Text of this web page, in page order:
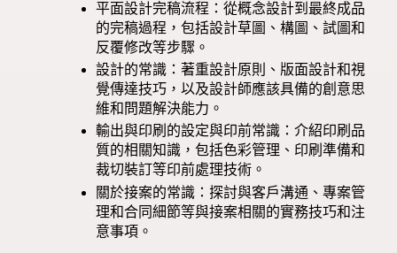
平面設計完稿流程：從概念設計到最終成品
的完稿過程，包括設計草圖、構圖、試圖和
反覆修改等步驟。
設計的常識：著重設計原則、版面設計和視
覺傳達技巧，以及設計師應該具備的創意思
維和問題解決能力。
輸出與印刷的設定與印前常識：介紹印刷品
質的相關知識，包括色彩管理、印刷準備和
裁切裝訂等印前處理技術。
關於接案的常識：探討與客戶溝通、專案管
理和合同細節等與接案相關的實務技巧和注
意事項。